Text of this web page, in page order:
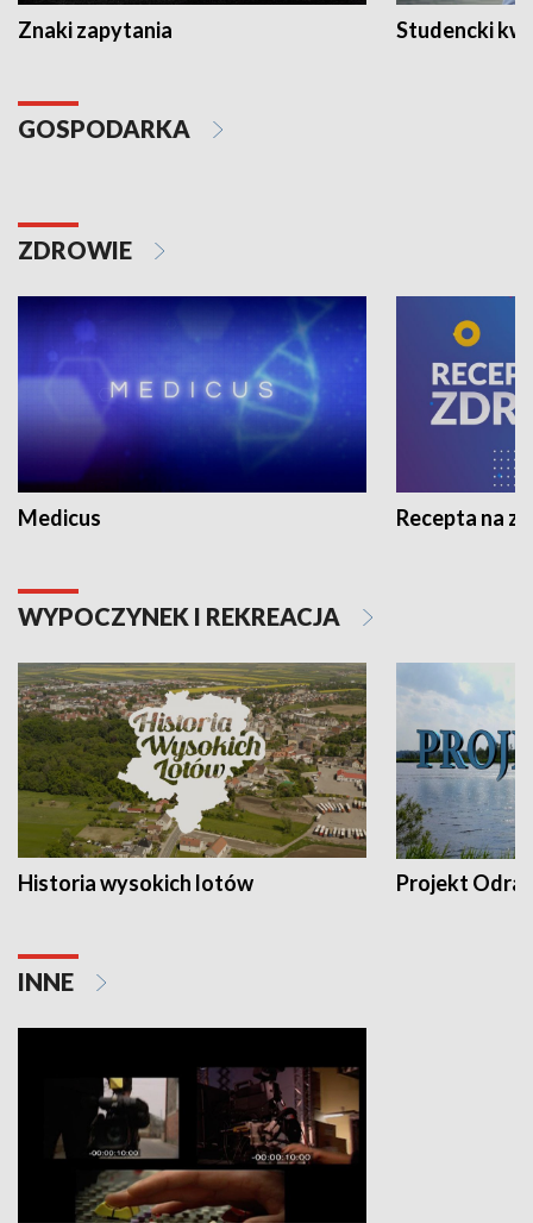
Znaki zapytania Studencki
GOSPODARKA
ZDROWIE
Medicus Recepta na
WYPOCZYNEK I REKREACJA
Historia wysokich lotów Projekt Odra
INNE